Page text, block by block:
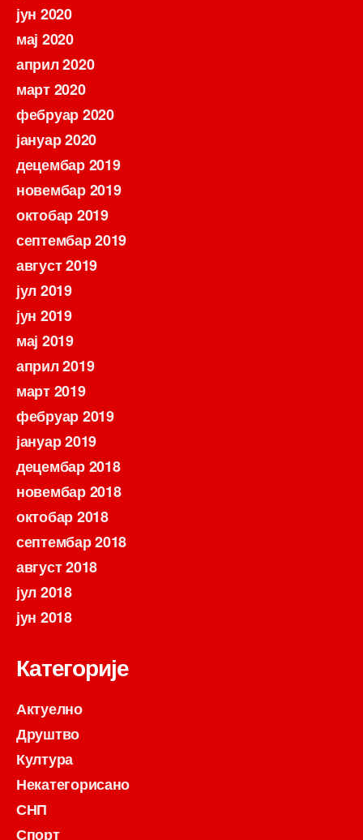
јун 2020
мај 2020
април 2020
март 2020
фебруар 2020
јануар 2020
децембар 2019
новембар 2019
октобар 2019
септембар 2019
август 2019
јул 2019
јун 2019
мај 2019
април 2019
март 2019
фебруар 2019
јануар 2019
децембар 2018
новембар 2018
октобар 2018
септембар 2018
август 2018
јул 2018
јун 2018
Категорије
Актуелно
Друштво
Култура
Некатегорисано
СНП
Спорт